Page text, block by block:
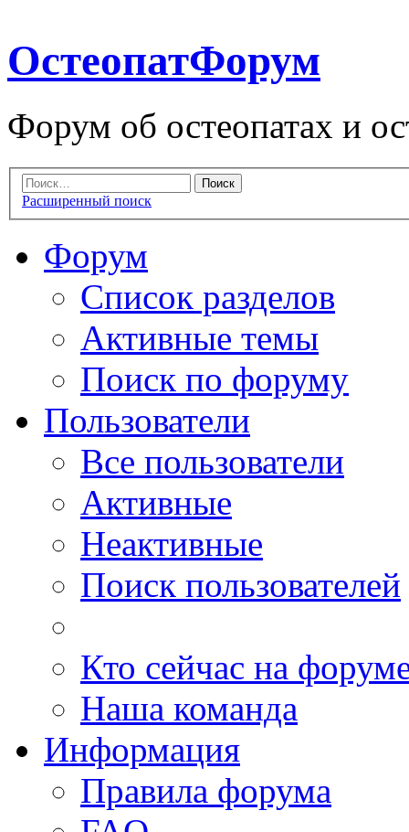
ОстеопатФорум
Форум об остеопатах и
Расширенный поиск
Форум
Список разделов
Активные темы
Поиск по форуму
Пользователи
Все пользователи
Активные
Неактивные
Поиск пользователей
Кто сейчас на
Наша команда
Информация
Правила форума